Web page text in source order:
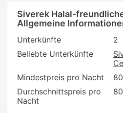
Siverek Halal-
Allgemeine
Unterkünfte
2
Beliebte Unterkünfte
Mindestpreis pro Nacht
Durchschnittspreis pro
Nacht